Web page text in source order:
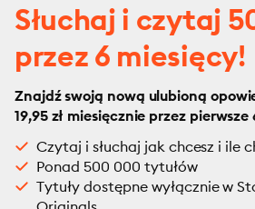
Słuchaj i czytaj
przez 6 miesięcy!
Znajdź swoją nową ulubioną
19,95 zł miesięcznie przez pierwsze
Czytaj i słuchaj jak chcesz i ile
Ponad 500 000 tytułów
Tytuły dostępne wyłącznie w